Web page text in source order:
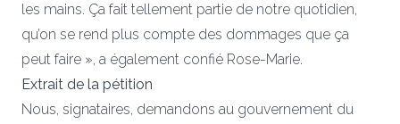
les mains. Ça fait tellement partie de notre quotidien,
qu’on se rend plus compte des dommages que ça
peut faire », a également confié Rose-Marie.
Extrait de la pétition
Nous, signataires, demandons au gouvernement du